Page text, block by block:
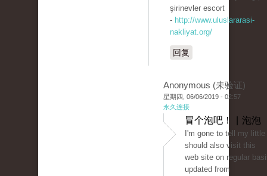
şirinevler escort
- http://www.uluslararasi-
nakliyat.org/
回复
Anonymous (未验证)
星期四, 06/06/2019 - 02:57
永久连接
冒个泡吧！ | 泡泡
I'm gone to tell my
should also visit this
web site on regular
updated from